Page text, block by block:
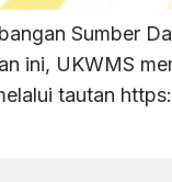
Sumber
ini, UKWMS
tautan